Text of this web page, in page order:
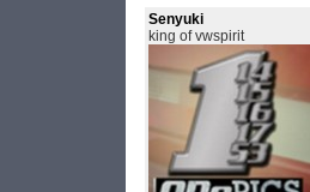
Senyuki
king of vwspirit